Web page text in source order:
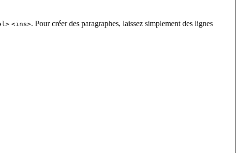
<ins>. Pour créer des paragraphes, laissez simplement des lignes